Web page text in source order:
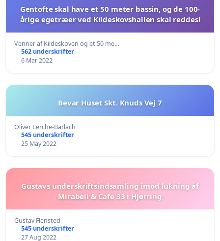
Gentofte skal have et 50 meter bassin, og de 100-
årige egetræer ved Kildeskovshallen skal reddes!
Venner af Kildeskoven og et 50 me…
562 underskrifter
6 Mar 2022
Bevar Huset Skt. Knuds Vej 7
Oliver Lerche-Barlach
545 underskrifter
25 May 2022
Gustavs underskriftsindsamling imod lukning af
Mirabell & Cafe 33 i Hjørring
Gustav Flensted
545 underskrifter
27 Aug 2022